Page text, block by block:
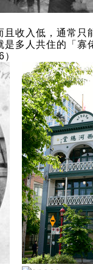
且收入低，通常只
是多人共住的「寡